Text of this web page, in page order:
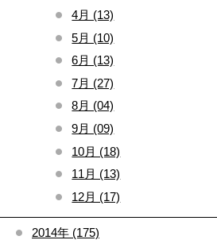
4月 (13)
5月 (10)
6月 (13)
7月 (27)
8月 (04)
9月 (09)
10月 (18)
11月 (13)
12月 (17)
2014年 (175)